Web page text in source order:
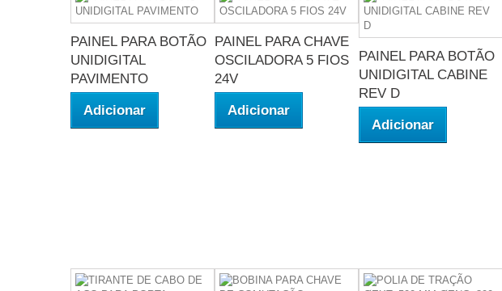
PAINEL PARA BOTÃO
UNIDIGITAL
PAVIMENTO
Adicionar
PAINEL PARA CHAVE
OSCILADORA 5 FIOS
24V
Adicionar
PAINEL PARA BOTÃO
UNIDIGITAL CABINE
REV D
Adicionar